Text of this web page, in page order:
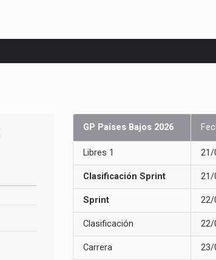
GP Países Bajos 2026
Libres 1 21/
Clasificación Sprint 21/
Sprint 22/
Clasificación 22/
Carrera 23/